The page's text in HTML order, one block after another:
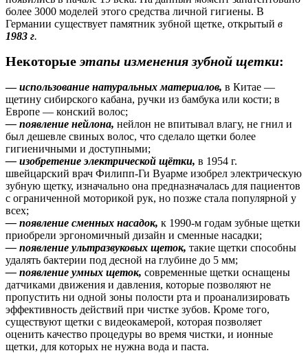
более 3000 моделей этого средства личной гигиены. В
Германии существует памятник зубной щетке, открытый в
1983 г.
Некоторыеэтапы изменения зубной щетки:
— использование натуральных материалов, в Китае —
щетину сибирского кабана, ручки из бамбука или кости; в
Европе — конский волос;
— появление нейлона, нейлон не впитывал влагу, не гнил и
был дешевле свиных волос, что сделало щетки более
гигиеничными и доступными;
— изобретение электрической щётки, в 1954 г.
швейцарский врач Филипп-Ги Вуарме изобрел электрическую
зубную щетку, изначально она предназначалась для пациентов
с ограниченной моторикой рук, но позже стала популярной у
всех;
— появление сменных насадок, к 1990-м годам зубные щетки
приобрели эргономичный дизайн и сменные насадки;
— появление ультразвуковых щеток, такие щетки способны
удалять бактерии под десной на глубине до 5 мм;
— появление умных щеток, современные щетки оснащены
датчиками движения и давления, которые позволяют не
пропустить ни одной зоны полости рта и проанализировать
эффективность действий при чистке зубов. Кроме того,
существуют щетки с видеокамерой, которая позволяет
оценить качество процедуры во время чистки, и ионные
щетки, для которых не нужна вода и паста.